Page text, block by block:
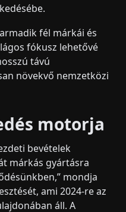
fél márkái és
fókusz lehetővé
távú
növekvő nemzetközi
motorja
bevételek
márkás gyártásra
mondja
ami 2024-re az
áll. A